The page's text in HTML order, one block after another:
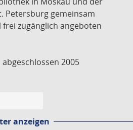
Petersburg gemeinsam
zugänglich angeboten
2005
anzeigen